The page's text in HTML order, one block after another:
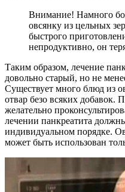
Внимание! Намного
овсянку из цельных
быстрого
непродуктивно, он
Таким образом, лечение
довольно старый, но не
Существует много блюд из
отвар безо всяких добавок.
желательно
лечении панкреатита
индивидуальном порядке.
может быть использован